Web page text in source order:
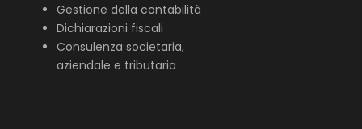
Gestione della contabilità
Dichiarazioni fiscali
Consulenza societaria,
aziendale e tributaria